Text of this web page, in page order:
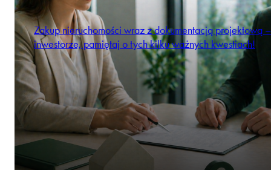
Zakup nieruchomości wraz z dokumentacją projektową –
inwestorze, pamiętaj o tych kilku ważnych kwestiach!